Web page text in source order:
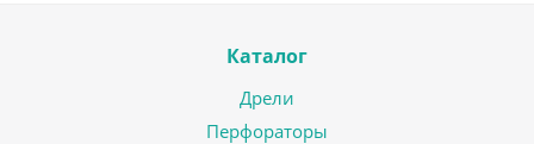
Каталог
Дрели
Перфораторы